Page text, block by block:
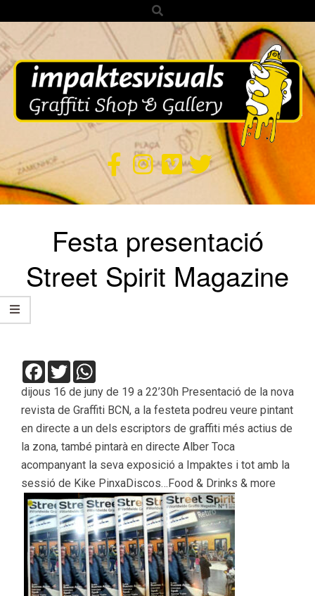
to
content
Search
IMPAKTES
VISUALS
Festa presentació
Street Spirit Magazine
Facebook
Twitter
dijous 16 de juny de 19 a 22’30h Presentació de la nova
revista de Graffiti BCN, a la festeta podreu veure pintant
en directe a un dels escriptors de graffiti més actius de
la zona, també pintarà en directe Alber Toca
acompanyant la seva exposició a Impaktes i tot amb la
sessió de Kike PinxaDiscos…Food & Drinks & more